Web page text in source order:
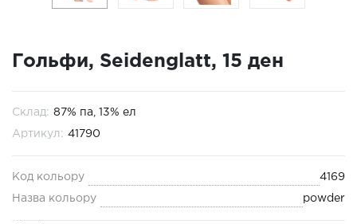
Гольфи, Seidenglatt, 15 ден
Склад: 87% па, 13% ел
Артикул: 41790
Код кольору 4169
Назва кольору powder